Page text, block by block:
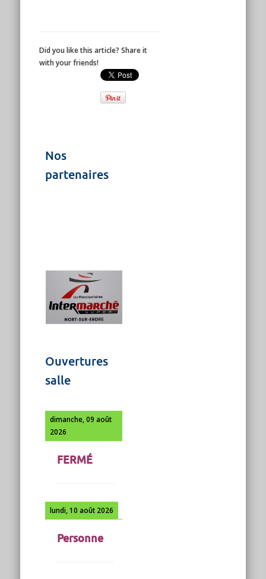
Did you like this article? Share it
with your friends!
Nos
partenaires
Ouvertures
salle
dimanche, 09 août
2026
FERMÉ
lundi, 10 août 2026
Personne